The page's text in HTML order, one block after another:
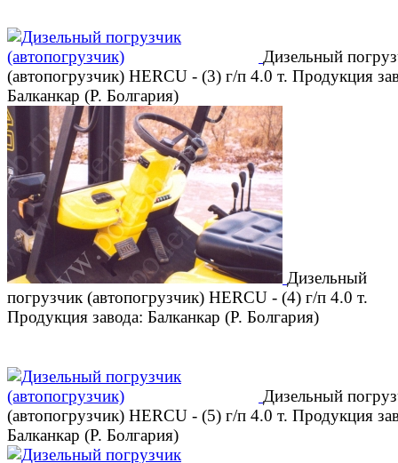
Дизельный
(автопогрузчик) HERCU - (3) г/п 4.0 т. Продукция
Балканкар (Р. Болгария)
Дизельный
погрузчик (автопогрузчик) HERCU - (4) г/п 4.0 т.
Продукция завода: Балканкар (Р. Болгария)
Дизельный
(автопогрузчик) HERCU - (5) г/п 4.0 т. Продукция
Балканкар (Р. Болгария)